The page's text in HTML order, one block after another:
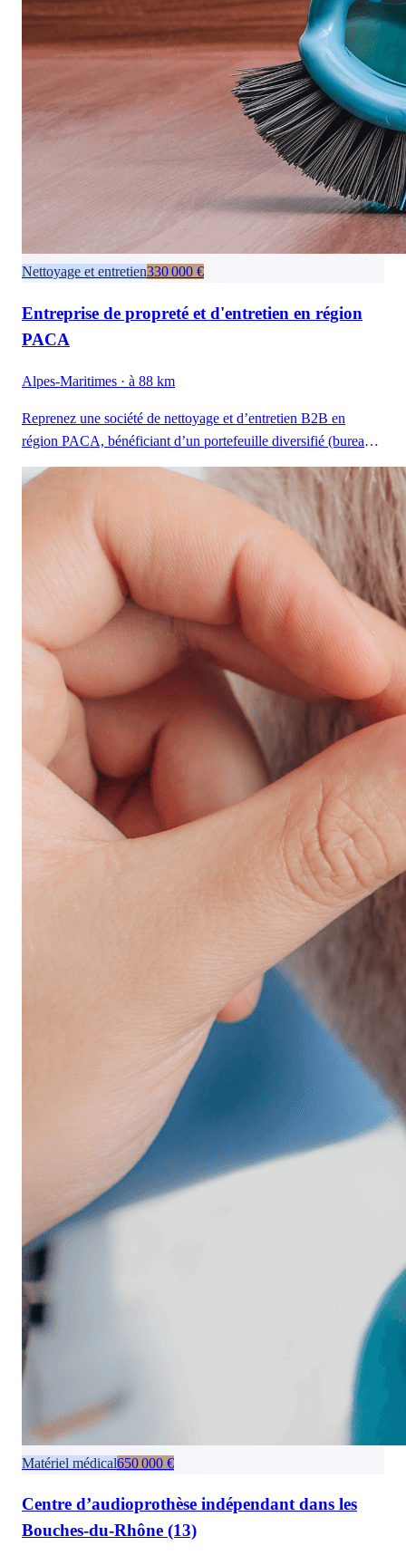
Nettoyage et entretien330 000 €
Entreprise de propreté et d'entretien en région
PACA
Alpes-Maritimes · à 88 km
Reprenez une société de nettoyage et d’entretien B2B en
région PACA, bénéficiant d’un portefeuille diversifié (bureaux,
copropriétés, hôtels, restaurants, pharmacies, professions
médicales) et d’une équipe autonome, pour une reprise rentable
Matériel médical650 000 €
Centre d’audioprothèse indépendant dans les
Bouches-du-Rhône (13)